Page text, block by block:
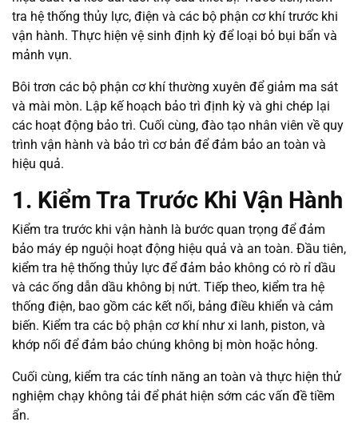
tra hệ thống thủy lực, điện và các bộ phận cơ khí trước khi
vận hành. Thực hiện vệ sinh định kỳ để loại bỏ bụi bẩn và
mảnh vụn.
Bôi trơn các bộ phận cơ khí thường xuyên để giảm ma sát
và mài mòn. Lập kế hoạch bảo trì định kỳ và ghi chép lại
các hoạt động bảo trì. Cuối cùng, đào tạo nhân viên về quy
trình vận hành và bảo trì cơ bản để đảm bảo an toàn và
hiệu quả.
1. Kiểm Tra Trước Khi Vận Hành
Kiểm tra trước khi vận hành là bước quan trọng để đảm
bảo máy ép nguội hoạt động hiệu quả và an toàn. Đầu tiên,
kiểm tra hệ thống thủy lực để đảm bảo không có rò rỉ dầu
và các ống dẫn dầu không bị nứt. Tiếp theo, kiểm tra hệ
thống điện, bao gồm các kết nối, bảng điều khiển và cảm
biến. Kiểm tra các bộ phận cơ khí như xi lanh, piston, và
khớp nối để đảm bảo chúng không bị mòn hoặc hỏng.
Cuối cùng, kiểm tra các tính năng an toàn và thực hiện thử
nghiệm chạy không tải để phát hiện sớm các vấn đề tiềm
ẩn.